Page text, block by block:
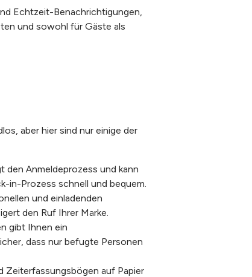
Echtzeit-Benachrichtigungen,
und sowohl für Gäste als
aber hier sind nur einige der
den Anmeldeprozess und kann
in-Prozess schnell und bequem.
und einladenden
den Ruf Ihrer Marke.
gibt Ihnen ein
dass nur befugte Personen
Zeiterfassungsbögen auf Papier